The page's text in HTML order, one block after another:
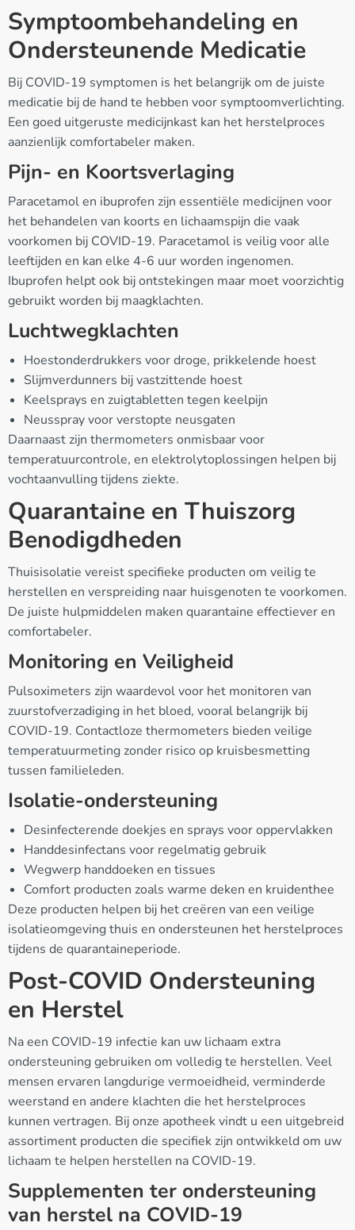
Symptoombehandeling en
Ondersteunende Medicatie
Bij COVID-19 symptomen is het belangrijk om de juiste
medicatie bij de hand te hebben voor symptoomverlichting.
Een goed uitgeruste medicijnkast kan het herstelproces
aanzienlijk comfortabeler maken.
Pijn- en Koortsverlaging
Paracetamol en ibuprofen zijn essentiële medicijnen voor
het behandelen van koorts en lichaamspijn die vaak
voorkomen bij COVID-19. Paracetamol is veilig voor alle
leeftijden en kan elke 4-6 uur worden ingenomen.
Ibuprofen helpt ook bij ontstekingen maar moet voorzichtig
gebruikt worden bij maagklachten.
Luchtwegklachten
Hoestonderdrukkers voor droge, prikkelende hoest
Slijmverdunners bij vastzittende hoest
Keelsprays en zuigtabletten tegen keelpijn
Neusspray voor verstopte neusgaten
Daarnaast zijn thermometers onmisbaar voor
temperatuurcontrole, en elektrolytoplossingen helpen bij
vochtaanvulling tijdens ziekte.
Quarantaine en Thuiszorg
Benodigdheden
Thuisisolatie vereist specifieke producten om veilig te
herstellen en verspreiding naar huisgenoten te voorkomen.
De juiste hulpmiddelen maken quarantaine effectiever en
comfortabeler.
Monitoring en Veiligheid
Pulsoximeters zijn waardevol voor het monitoren van
zuurstofverzadiging in het bloed, vooral belangrijk bij
COVID-19. Contactloze thermometers bieden veilige
temperatuurmeting zonder risico op kruisbesmetting
tussen familieleden.
Isolatie-ondersteuning
Desinfecterende doekjes en sprays voor oppervlakken
Handdesinfectans voor regelmatig gebruik
Wegwerp handdoeken en tissues
Comfort producten zoals warme deken en kruidenthee
Deze producten helpen bij het creëren van een veilige
isolatieomgeving thuis en ondersteunen het herstelproces
tijdens de quarantaineperiode.
Post-COVID Ondersteuning
en Herstel
Na een COVID-19 infectie kan uw lichaam extra
ondersteuning gebruiken om volledig te herstellen. Veel
mensen ervaren langdurige vermoeidheid, verminderde
weerstand en andere klachten die het herstelproces
kunnen vertragen. Bij onze apotheek vindt u een uitgebreid
assortiment producten die specifiek zijn ontwikkeld om uw
lichaam te helpen herstellen na COVID-19.
Supplementen ter ondersteuning
van herstel na COVID-19